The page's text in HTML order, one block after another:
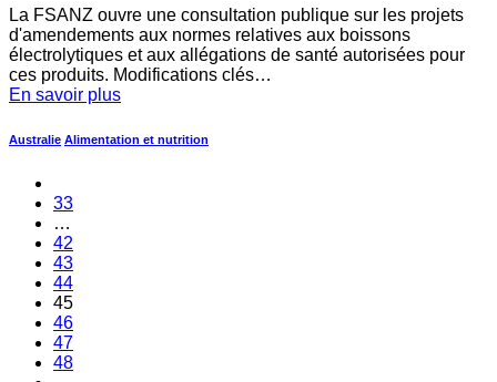
La FSANZ ouvre une consultation publique sur les projets
d'amendements aux normes relatives aux boissons
électrolytiques et aux allégations de santé autorisées pour
ces produits. Modifications clés…
En savoir plus
Australie Alimentation et nutrition
33
…
42
43
44
45
46
47
48